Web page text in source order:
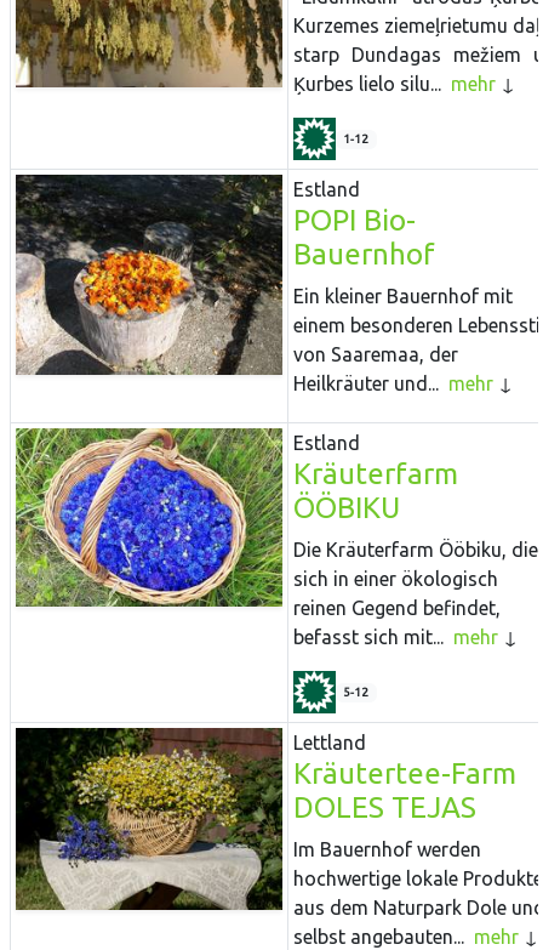
Kurzemes ziemeļrietumu
starp Dundagas mežiem
Ķurbes lielo silu... mehr
1-12
Estland
POPI Bio-
Bauernhof
Ein kleiner Bauernhof mit
einem besonderen
von Saaremaa, der
Heilkräuter und... mehr
Estland
Kräuterfarm
ÖÖBIKU
Die Kräuterfarm Ööbiku, die
sich in einer ökologisch
reinen Gegend befindet,
befasst sich mit... mehr
5-12
Lettland
Kräutertee-Farm
DOLES TEJAS
Im Bauernhof werden
hochwertige lokale Produkte
aus dem Naturpark Dole
selbst angebauten... mehr